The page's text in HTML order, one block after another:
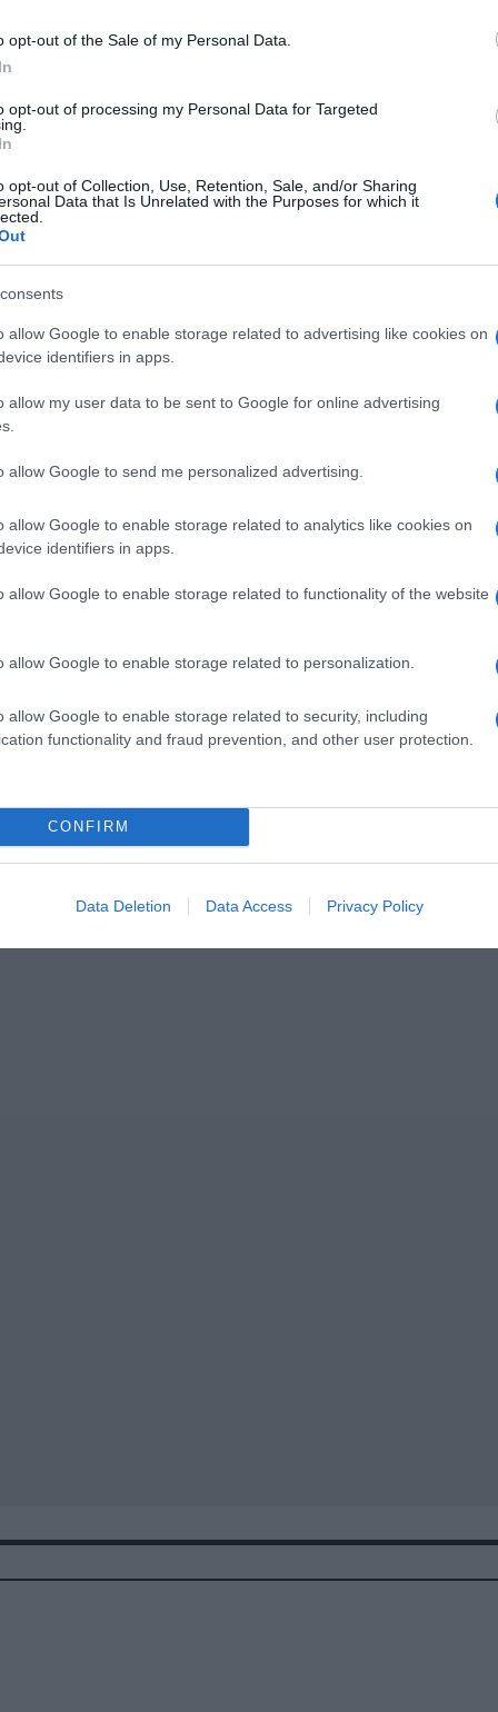
opt-out of the Sale of my Personal Data.
opt-out of processing my Personal Data for Targeted
opt-out of Collection, Use, Retention, Sale, and/or Sharing
Data that Is Unrelated with the Purposes for which it
allow Google to enable storage related to advertising like cookies on
identifiers in apps.
allow my user data to be sent to Google for online advertising
allow Google to send me personalized advertising.
allow Google to enable storage related to analytics like cookies on
identifiers in apps.
allow Google to enable storage related to functionality of the website
allow Google to enable storage related to personalization.
allow Google to enable storage related to security, including
functionality and fraud prevention, and other user protection.
CONFIRM
Data Deletion Data Access Privacy Policy
σε κοντινή απόσταση.
πιστεύεται ότι είναι κοντά 40
έφερε ένα επιθετικό όπλο»,
στην Google
News και μάθετε πρώτοι όλες τις ειδήσεις
ΣΧΟΛΙΑ